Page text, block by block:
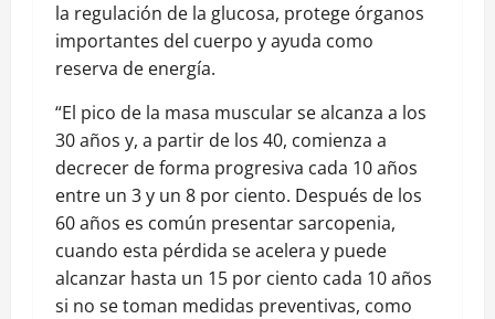
la regulación de la glucosa, protege órganos
importantes del cuerpo y ayuda como
reserva de energía.
“El pico de la masa muscular se alcanza a los
30 años y, a partir de los 40, comienza a
decrecer de forma progresiva cada 10 años
entre un 3 y un 8 por ciento. Después de los
60 años es común presentar sarcopenia,
cuando esta pérdida se acelera y puede
alcanzar hasta un 15 por ciento cada 10 años
si no se toman medidas preventivas, como